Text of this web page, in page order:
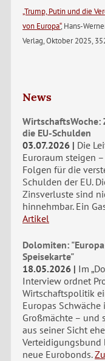
„Trump, Putin und die
von Europa“, Hans-
Verlag, Oktober 2025,
News
die EU-Schulden
03.07.2026
Die
Euroraum steigen
Folgen für die
Schulden der EU.
Zinsverluste sind
hinnehmbar. Ein
Artikel
Dolomiten:
Speisekarte"
18.05.2026
Im
Interview ordnet
Wirtschaftspolitik
Europas
Großmächte – und
aus seiner Sicht
Verteidigungsbund
neue Eurobonds.